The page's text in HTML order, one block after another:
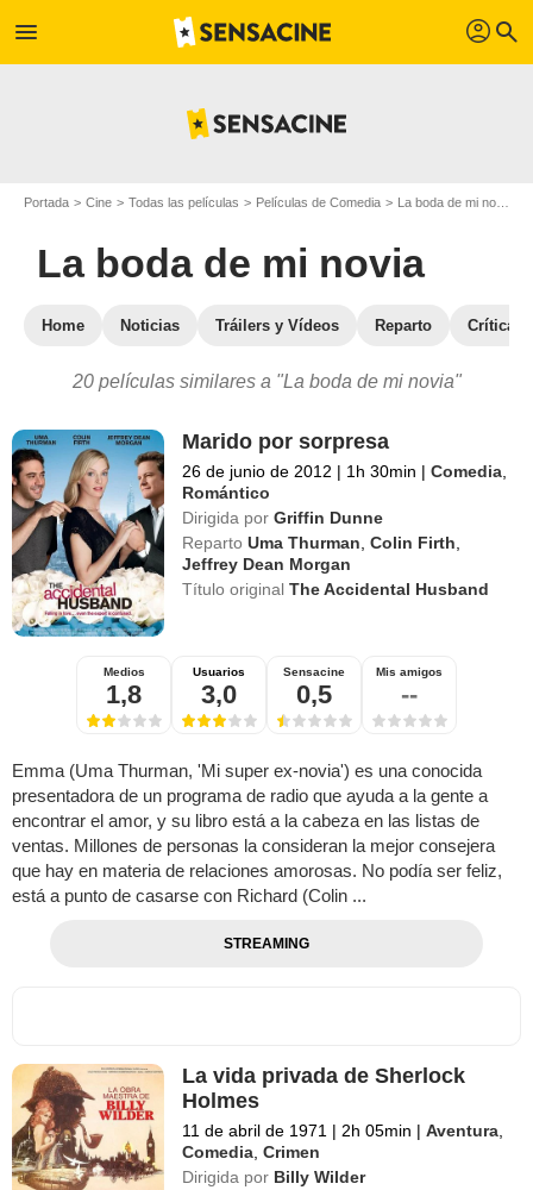
menu profil search
Portada Cine Todas las películas Películas de Comedia La boda de mi novia
La boda de mi novia
Home Noticias Tráilers y Vídeos Reparto Críticas
20 películas similares a "La boda de mi novia"
Marido por sorpresa
26 de junio de 2012 | 1h 30min | Comedia
Romántico
Dirigida por Griffin Dunne
Reparto Uma Thurman ,Colin Firth
Jeffrey Dean Morgan
Título originalThe Accidental Husband
Medios
1,8
Usuarios
3,0
Sensacine
0,5
Mis amigos
--
Emma (Uma Thurman, 'Mi super ex-novia') es una conocida
presentadora de un programa de radio que ayuda a la gente a
encontrar el amor, y su libro está a la cabeza en las listas de
ventas. Millones de personas la consideran la mejor consejera
que hay en materia de relaciones amorosas. No podía ser feliz,
está a punto de casarse con Richard (Colin ...
STREAMING
La vida privada de Sherlock
Holmes
11 de abril de 1971 | 2h 05min | Aventura
Comedia ,Crimen
Dirigida por Billy Wilder